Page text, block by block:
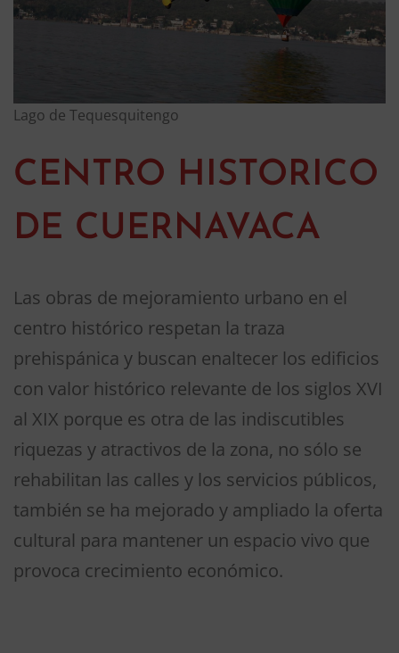
Lago de Tequesquitengo
CENTRO HISTORICO
DE CUERNAVACA
Las obras de mejoramiento urbano en el
centro histórico respetan la traza
prehispánica y buscan enaltecer los edificios
con valor histórico relevante de los siglos XVI
al XIX porque es otra de las indiscutibles
riquezas y atractivos de la zona, no sólo se
rehabilitan las calles y los servicios públicos,
también se ha mejorado y ampliado la oferta
cultural para mantener un espacio vivo que
provoca crecimiento económico.